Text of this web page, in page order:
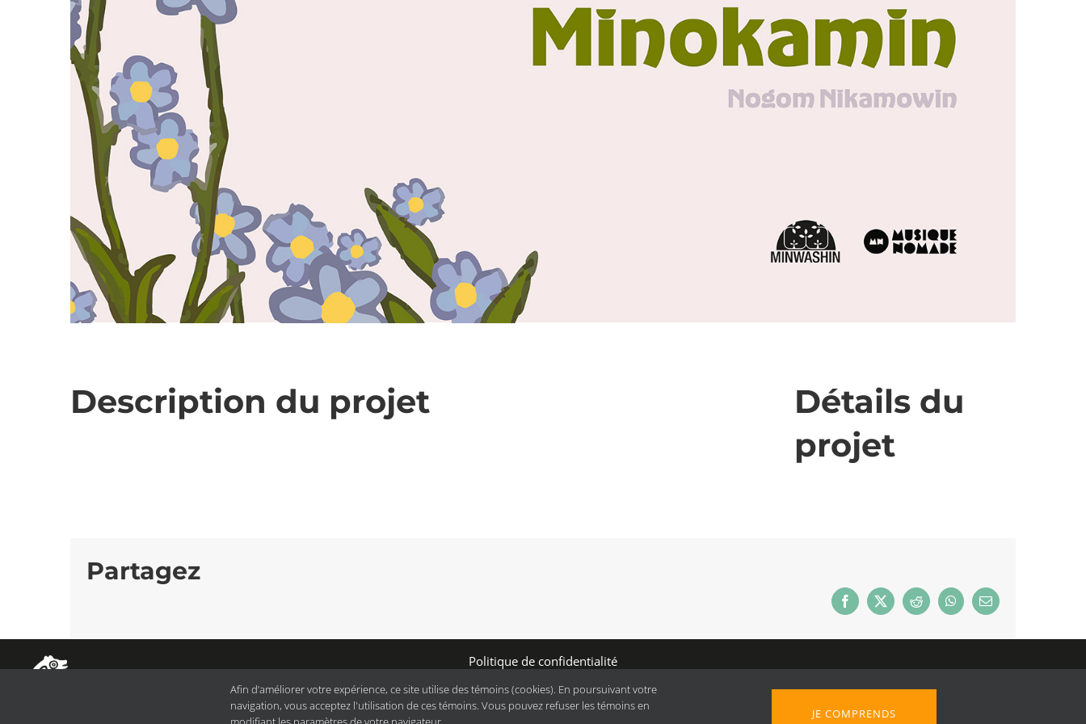
Description du projet
Détails du
projet
Partagez
Facebook
X RedditWhatsApp
Email
Politique de confidentialité
MINWASHIN.ORG , 2025 | FEU FOLLET – DESIGN • WEB • MARKETING
Afin d’améliorer votre expérience, ce site utilise des témoins (cookies). En poursuivant votre
navigation, vous acceptez l'utilisation de ces témoins. Vous pouvez refuser les témoins en
JE COMPRENDS